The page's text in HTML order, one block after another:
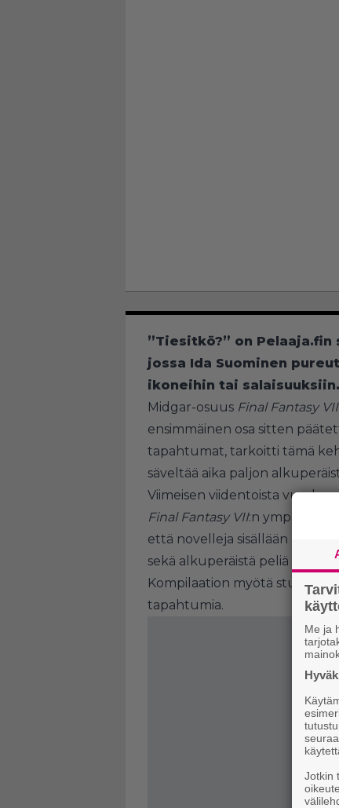
”Tiesitkö?” on
jossa Ida Suominen
ikoneihin tai salaisuuksiin.
Midgar-osuus Final Fantasy VII
ensimmäinen osa sitten
tapahtumat, tarkoitti tämä
säveltää aika paljon
Viimeisen viidentoista
Final Fantasy VII:n ympärille
että novelleja sisällään pitävä
sekä alkuperäistä peliä
Kompilaation myötä studiolle
tapahtumia.
Me ja
Jotkin